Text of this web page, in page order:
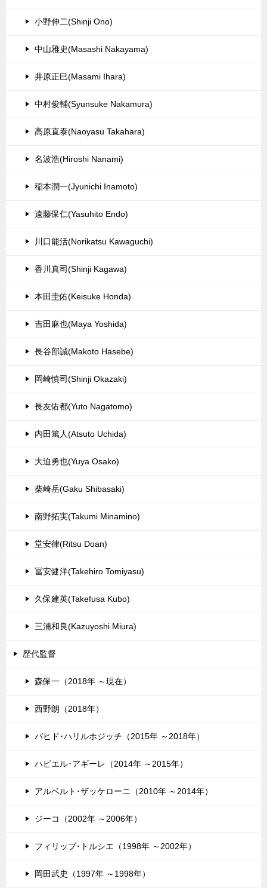
小野伸二(Shinji Ono)
中山雅史(Masashi Nakayama)
井原正巳(Masami Ihara)
中村俊輔(Syunsuke Nakamura)
高原直泰(Naoyasu Takahara)
名波浩(Hiroshi Nanami)
稲本潤一(Jyunichi Inamoto)
遠藤保仁(Yasuhito Endo)
川口能活(Norikatsu Kawaguchi)
香川真司(Shinji Kagawa)
本田圭佑(Keisuke Honda)
吉田麻也(Maya Yoshida)
長谷部誠(Makoto Hasebe)
岡崎慎司(Shinji Okazaki)
長友佑都(Yuto Nagatomo)
内田篤人(Atsuto Uchida)
大迫勇也(Yuya Osako)
柴崎岳(Gaku Shibasaki)
南野拓実(Takumi Minamino)
堂安律(Ritsu Doan)
冨安健洋(Takehiro Tomiyasu)
久保建英(Takefusa Kubo)
三浦和良(Kazuyoshi Miura)
歴代監督
森保一（2018年 ～現在）
西野朗（2018年）
バヒド･ハリルホジッチ（2015年 ～2018年）
ハビエル･アギーレ（2014年 ～2015年）
アルベルト･ザッケローニ（2010年 ～2014年）
ジーコ（2002年 ～2006年）
フィリップ･トルシエ（1998年 ～2002年）
岡田武史（1997年 ～1998年）